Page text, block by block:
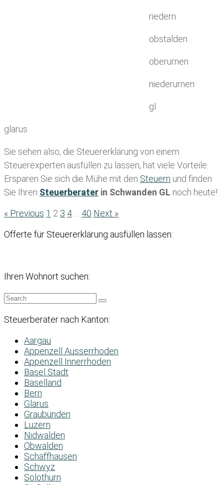
riedern
obstalden
oberurnen
niederurnen
gl
glarus
Sie sehen also, die Steuererklärung von einem
Steuerexperten ausfüllen zu lassen, hat viele Vorteile.
Ersparen Sie sich die Mühe mit den Steuern und finden
Sie Ihren Steuerberater in Schwanden GL noch heute!
« Previous 1 2 3 4 40 Next »
Offerte für Steuererklärung ausfüllen lassen:
Ihren Wohnort suchen:
Steuerberater nach Kanton:
Aargau
Appenzell Ausserrhoden
Appenzell Innerrhoden
Basel Stadt
Baselland
Bern
Glarus
Graubünden
Luzern
Nidwalden
Obwalden
Schaffhausen
Schwyz
Solothurn